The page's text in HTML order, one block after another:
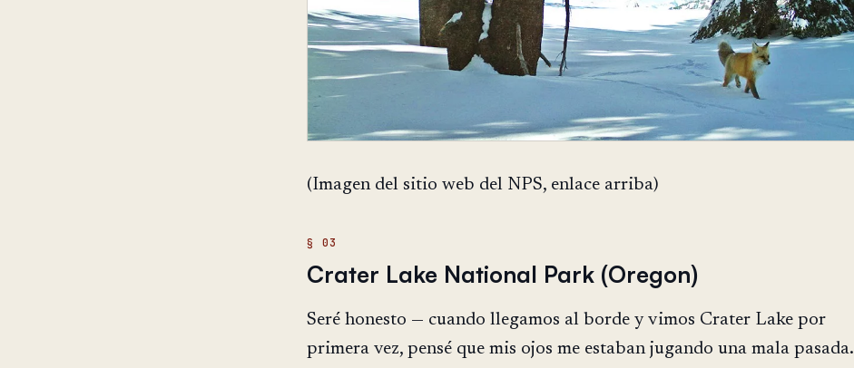
(Imagen del sitio web del NPS, enlace arriba)
Crater Lake National Park (Oregon)
Seré honesto — cuando llegamos al borde y vimos Crater Lake por
primera vez, pensé que mis ojos me estaban jugando una mala pasada.